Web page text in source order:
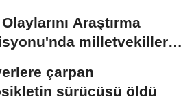
Araştırma
milletvekilleri
çarpan
sürücüsü öldü